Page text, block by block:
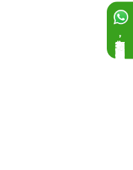
如有查詢，歡迎向我們提問！